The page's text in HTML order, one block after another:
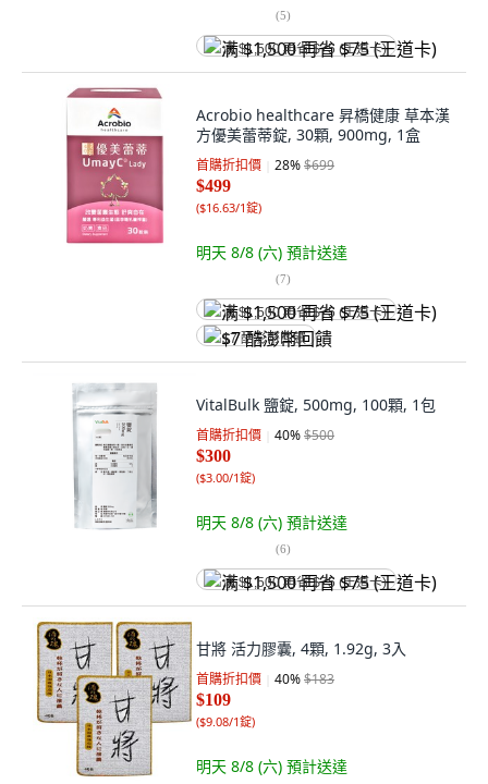
(5)
满 $1,500 再省 $75 (王道卡)
Acrobio healthcare 昇橋健康 草本漢
方優美蕾蒂錠, 30顆, 900mg, 1盒
首購折扣價 28%$699
$499
($16.63/1錠)
明天 8/8 (六) 預計送達
(7)
满 $1,500 再省 $75 (王道卡)
$7 酷澎幣回饋
VitalBulk 鹽錠, 500mg, 100顆, 1包
首購折扣價 40%$500
$300
($3.00/1錠)
明天 8/8 (六) 預計送達
(6)
满 $1,500 再省 $75 (王道卡)
甘將 活力膠囊, 4顆, 1.92g, 3入
首購折扣價 40%$183
$109
($9.08/1錠)
明天 8/8 (六) 預計送達